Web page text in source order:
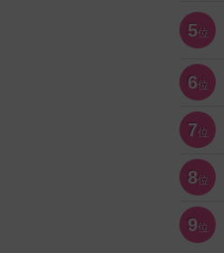
5位
6位
7位
8位
9位